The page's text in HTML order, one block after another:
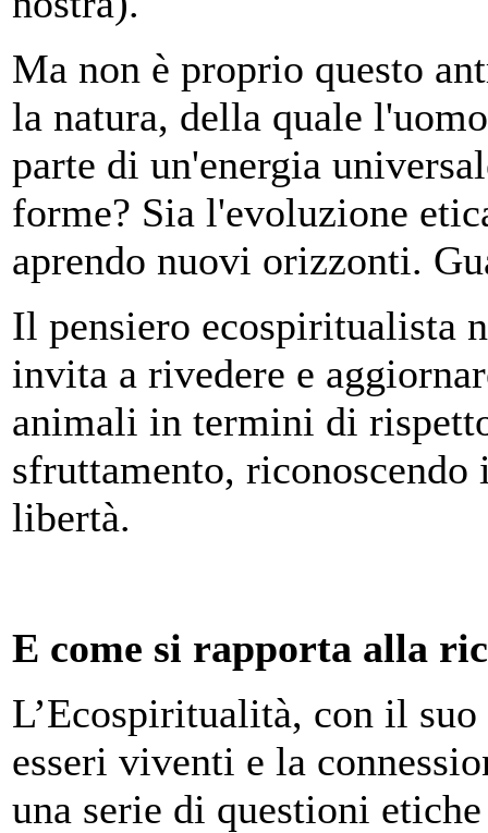
Ma non è proprio questo
la natura, della quale
parte di un'energia
forme? Sia l'evoluzione
aprendo nuovi orizzonti.
Il pensiero ecospiritualista
invita a rivedere e
animali in termini di
sfruttamento,
libertà.
E come si rapporta alla
L’Ecospiritualità, con il
esseri viventi e la
una serie di questioni